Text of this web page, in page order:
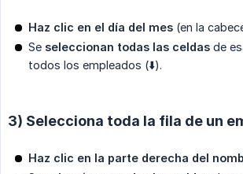
Haz clic en el día del mes (en la
Se seleccionan todas las celdas de
todos los empleados (⬇️).
3) Selecciona toda la fila de un
Haz clic en la parte derecha del